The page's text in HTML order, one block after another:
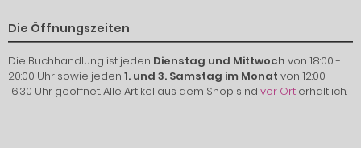
Die Öffnungszeiten
Die Buchhandlung ist jeden Dienstag und Mittwoch von 18:00 -
20:00 Uhr sowie jeden 1. und 3. Samstag im Monat von 12:00 -
16:30 Uhr geöffnet. Alle Artikel aus dem Shop sind vor Ort erhältlich.